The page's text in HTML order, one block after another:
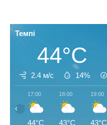
Темпі
44°C
2.4 м/с 14%
17:00
44°C
18:00
43°C
19:00
43°C
‹